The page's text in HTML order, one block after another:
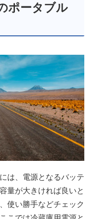
ポータブル
は、電源となるバッテ
量が大きければ良いと
使い勝手などチェック